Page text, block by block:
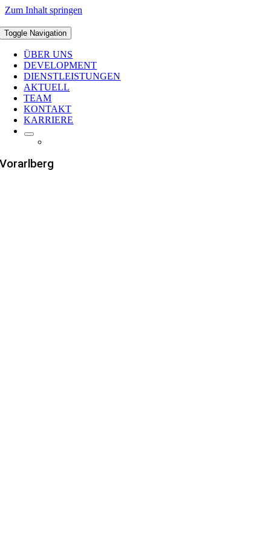
Zum Inhalt springen
Toggle Navigation
ÜBER UNS
DEVELOPMENT
DIENSTLEISTUNGEN
AKTUELL
TEAM
KONTAKT
KARRIERE
Vorarlberg